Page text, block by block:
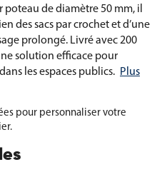
poteau de diamètre 50 mm, il
des sacs par crochet et d’une
prolongé. Livré avec 200
solution efficace pour
les espaces publics. Plus
pour personnaliser votre